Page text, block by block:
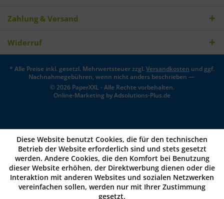
Zahlung & Versand
Widerruf
* Alle Preise inkl. gesetzl. Mehrwertsteuer zzgl.Versandkosten und ggf.
Nachnahmegebühren, wenn nicht anders beschrieben —
© 2026 PaperXXL - Alle Rechte vorbehalten.
Online-Marketing byAdsolutions-Plus.de
Diese Website benutzt Cookies, die für den technischen
Betrieb der Website erforderlich sind und stets gesetzt
werden. Andere Cookies, die den Komfort bei Benutzung
dieser Website erhöhen, der Direktwerbung dienen oder die
Interaktion mit anderen Websites und sozialen Netzwerken
vereinfachen sollen, werden nur mit Ihrer Zustimmung
gesetzt.